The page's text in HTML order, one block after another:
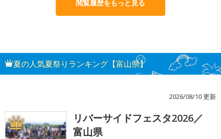
閲覧履歴をもっと見る
夏の人気夏祭りランキング【富山県】
2026/08/10 更新
1
リバーサイドフェスタ2026／
富山県